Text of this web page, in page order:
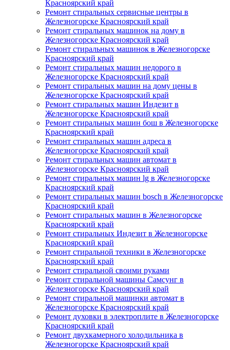
Красноярский край
Ремонт стиральных сервисные центры в
Железногорске Красноярский край
Ремонт стиральных машинок на дому в
Железногорске Красноярский край
Ремонт стиральных машинок в Железногорске
Красноярский край
Ремонт стиральных машин недорого в
Железногорске Красноярский край
Ремонт стиральных машин на дому цены в
Железногорске Красноярский край
Ремонт стиральных машин Индезит в
Железногорске Красноярский край
Ремонт стиральных машин бош в Железногорске
Красноярский край
Ремонт стиральных машин адреса в
Железногорске Красноярский край
Ремонт стиральных машин автомат в
Железногорске Красноярский край
Ремонт стиральных машин lg в Железногорске
Красноярский край
Ремонт стиральных машин bosch в Железногорске
Красноярский край
Ремонт стиральных машин в Железногорске
Красноярский край
Ремонт стиральных Индезит в Железногорске
Красноярский край
Ремонт стиральной техники в Железногорске
Красноярский край
Ремонт стиральной своими руками
Ремонт стиральной машины Самсунг в
Железногорске Красноярский край
Ремонт стиральной машинки автомат в
Железногорске Красноярский край
Ремонт духовки в электроплите в Железногорске
Красноярский край
Ремонт двухкамерного холодильника в
Железногорске Красноярский край